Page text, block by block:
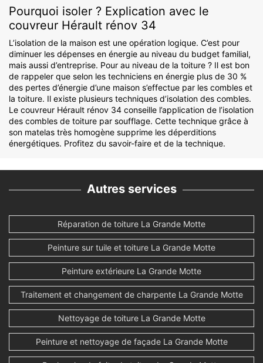
Pourquoi isoler ? Explication avec le
couvreur Hérault rénov 34
L’isolation de la maison est une opération logique. C’est pour
diminuer les dépenses en énergie au niveau du budget familial,
mais aussi d’entreprise. Pour au niveau de la toiture ? Il est bon
de rappeler que selon les techniciens en énergie plus de 30 %
des pertes d’énergie d’une maison s’effectue par les combles et
la toiture. Il existe plusieurs techniques d’isolation des combles.
Le couvreur Hérault rénov 34 conseille l’application de l’isolation
des combles de toiture par soufflage. Cette technique grâce à
son matelas très homogène supprime les déperditions
énergétiques. Profitez du savoir-faire et de la technique.
Autres services
Réparation de toiture La Grande Motte
Peinture sur tuile et toiture La Grande Motte
Peinture extérieure La Grande Motte
Traitement et changement de charpente La Grande Motte
Nettoyage de toiture La Grande Motte
Peinture et nettoyage de façade La Grande Motte